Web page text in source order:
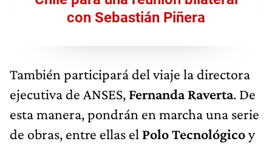
con Sebastián Piñera
También participará del viaje la directora
ejecutiva de ANSES, Fernanda Raverta. De
esta manera, pondrán en marcha una serie
de obras, entre ellas el Polo Tecnológicoy